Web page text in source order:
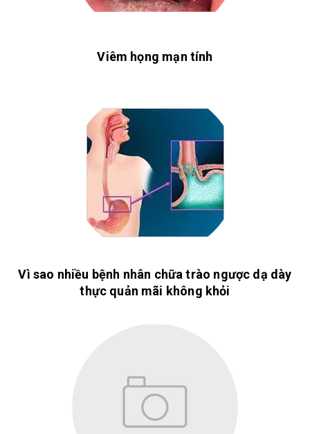
Viêm họng mạn tính
Vì sao nhiều bệnh nhân chữa trào ngược dạ dày
thực quản mãi không khỏi